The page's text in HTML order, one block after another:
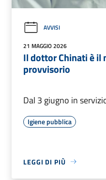
AVVISI
21 MAGGIO 2026
Il dottor Chinati è il
provvisorio
Dal 3 giugno in
Igiene pubblica
LEGGI DI PIÙ